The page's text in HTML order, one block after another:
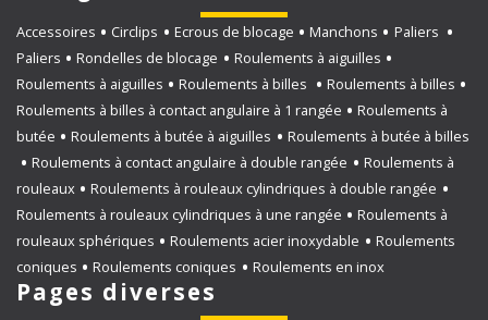
Accessoires Circlips Ecrous de blocage Manchons
Paliers
Paliers
Rondelles de blocage
Roulements à aiguilles
Roulements à aiguilles
Roulements à billes
Roulements à billes
Roulements à billes à contact angulaire à 1 rangée
Roulements à
butée
Roulements à butée à aiguilles
Roulements à butée à billes
Roulements à contact angulaire à double rangée
Roulements à
rouleaux
Roulements à rouleaux cylindriques à double rangée
Roulements à rouleaux cylindriques à une rangée
Roulements à
rouleaux sphériques
Roulements acier inoxydable
Roulements
coniques
Roulements coniques Roulements en inox
Pages diverses